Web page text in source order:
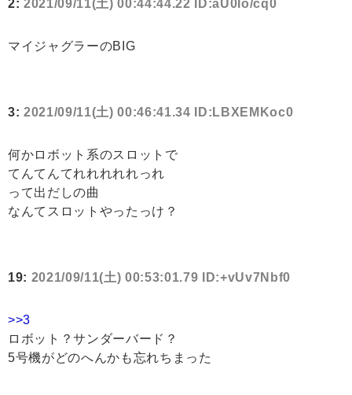
2: 2021/09/11(土) 00:44:44.22 ID:aU0Io/cq0
マイジャグラーのBIG
3: 2021/09/11(土) 00:46:41.34 ID:LBXEMKoc0
何かロボット系のスロットで
てんてんてれれれれれっれ
って出だしの曲
なんてスロットやったっけ？
19: 2021/09/11(土) 00:53:01.79 ID:+vUv7Nbf0
>>3
ロボット？サンダーバード？
5号機がどのへんかも忘れちまった